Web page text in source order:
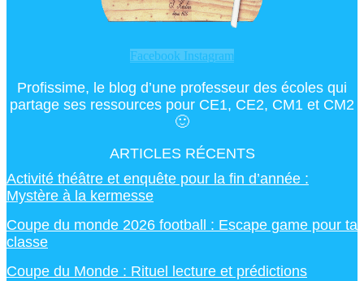
Facebook Instagram
Profissime, le blog d’une professeur des écoles qui
partage ses ressources pour CE1, CE2, CM1 et CM2
🙂
ARTICLES RÉCENTS
Activité théâtre et enquête pour la fin d’année :
Mystère à la kermesse
Coupe du monde 2026 football : Escape game pour ta
classe
Coupe du Monde : Rituel lecture et prédictions